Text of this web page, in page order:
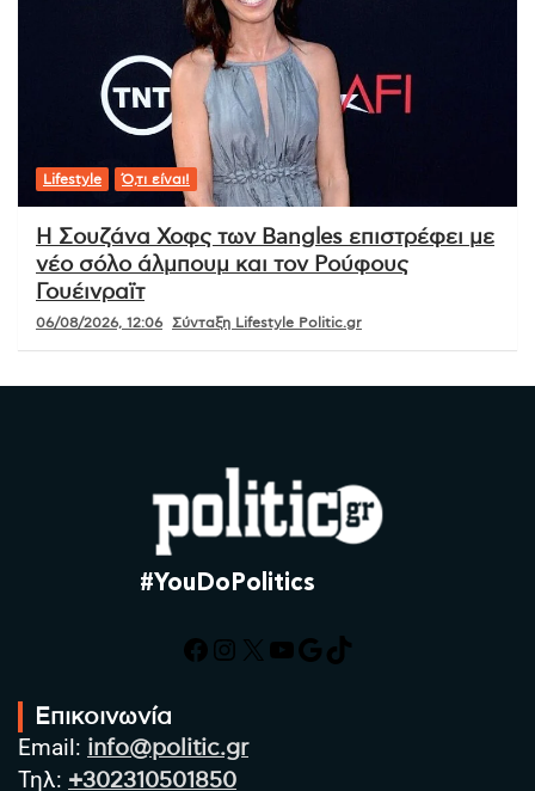
Lifestyle Ό,τι είναι!
Η Σουζάνα Χοφς των Bangles επιστρέφει με
νέο σόλο άλμπουμ και τον Ρούφους
Γουέινραϊτ
06/08/2026, 12:06 Σύνταξη Lifestyle Politic.gr
#YouDoPolitics
Facebook
Instagram
X YouTube
Google
TikTok
Επικοινωνία
Email: info@politic.gr
Τηλ: +302310501850